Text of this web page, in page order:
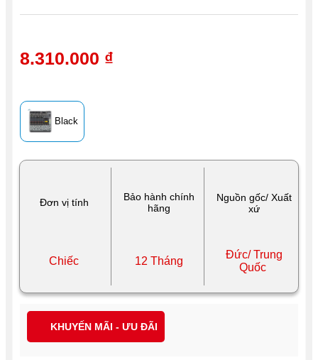
Đơn vị tính
Bảo hành chính
hãng
Nguồn gốc/ Xuất
xứ
Chiếc 12 Tháng
Đức/ Trung
Quốc
Black
8.310.000 ₫
KHUYẾN MÃI - ƯU ĐÃI